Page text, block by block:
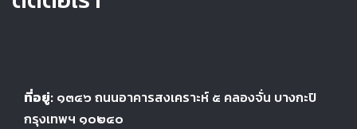
ที่อยู่: ๑๓๔๖ ถนนอาคารสงเคราะห์ ๕ คลองจั่น บางกะปิ
กรุงเทพฯ ๑๐๒๔๐